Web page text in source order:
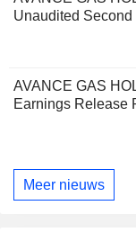
Unaudited
AVANCE GAS
Earnings Release
Meer nieuws